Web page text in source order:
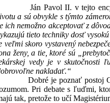
Ján Pavol II. v tejto
a sú obvykle s týmto
ich nemožno akceptovať z
tieto techniky dosť
veľmi skoro vystavený
ženy, a tie, ktoré sú
vedy je v skutočnosti
nakladať.“
Dobré je poznať postoj Cirkvi
Pri debate s ľuďmi,
tak, pretože to učí